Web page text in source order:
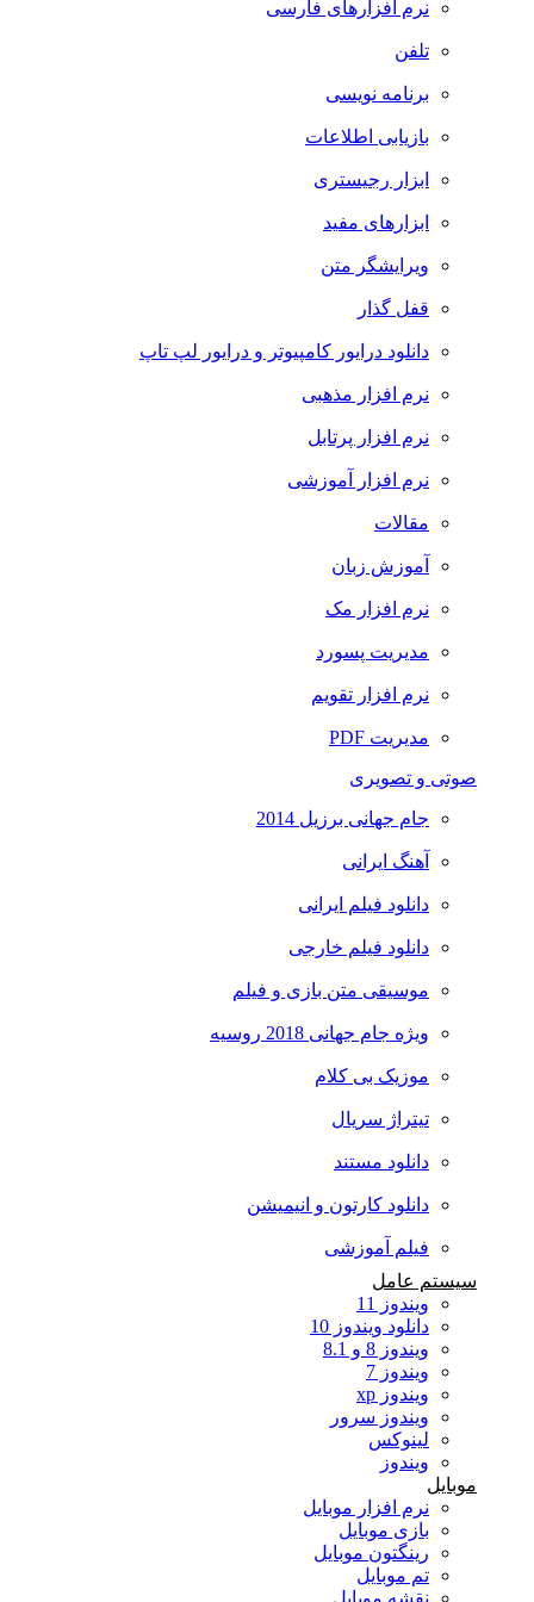
نرم افزارهای فارسی
تلفن
برنامه نویسی
بازیابی اطلاعات
ابزار رجیستری
ابزارهای مفید
ویرایشگر متن
قفل گذار
دانلود درایور کامپیوتر و درایور لپ تاپ
نرم افزار مذهبی
نرم افزار پرتابل
نرم افزار آموزشی
مقالات
آموزش زبان
نرم افزار مک
مدیریت پسورد
نرم افزار تقویم
مدیریت PDF
صوتی و تصویری
جام جهانی برزیل 2014
آهنگ ایرانی
دانلود فیلم ایرانی
دانلود فیلم خارجی
موسیقی متن بازی و فیلم
ویژه جام جهانی 2018 روسیه
موزیک بی کلام
تیتراژ سریال
دانلود مستند
دانلود کارتون و انیمیشن
فیلم آموزشی
سیستم عامل
ویندوز 11
دانلود ویندوز 10
ویندوز 8 و 8.1
ویندوز 7
ویندوز xp
ویندوز سرور
لینوکس
ویندوز
نرم افزار موبایل
بازی موبایل
رینگتون موبایل
تم موبایل
نقشه موبایل